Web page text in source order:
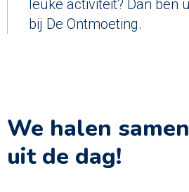
leuke activiteit? Dan ben
bij De Ontmoeting.
We halen
uit de dag!